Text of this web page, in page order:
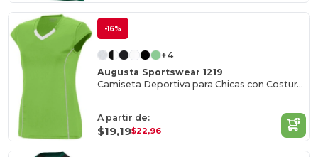
-16%
+4
Augusta Sportswear 1219
Camiseta Deportiva para Chicas con Costuras de Princesa
A partir de:
$19,19$22,96